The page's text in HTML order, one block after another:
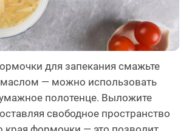
для запекания смажьте
— можно использовать
полотенце. Выложите
свободное пространство